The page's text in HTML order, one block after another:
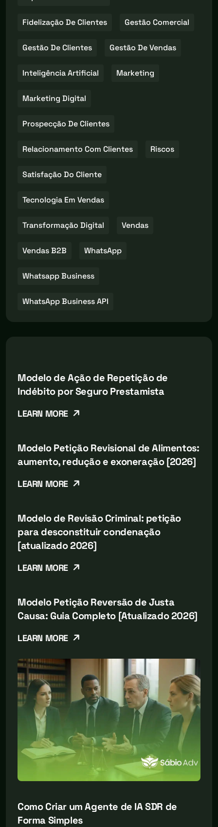
Fidelização De Clientes Gestão Comercial
Gestão De Clientes Gestão De Vendas
Inteligência Artificial Marketing
Marketing Digital
Prospecção De Clientes
Relacionamento Com Clientes Riscos
Satisfação Do Cliente
Tecnologia Em Vendas
Transformação Digital Vendas
Vendas B2B WhatsApp
Whatsapp Business
WhatsApp Business API
Modelo de Ação de Repetição de
Indébito por Seguro Prestamista
LEARN MORE
Modelo Petição Revisional de Alimentos:
aumento, redução e exoneração [2026]
LEARN MORE
Modelo de Revisão Criminal: petição
para desconstituir condenação
[atualizado 2026]
LEARN MORE
Modelo Petição Reversão de Justa
Causa: Guia Completo [Atualizado 2026]
LEARN MORE
Como Criar um Agente de IA SDR de
Forma Simples